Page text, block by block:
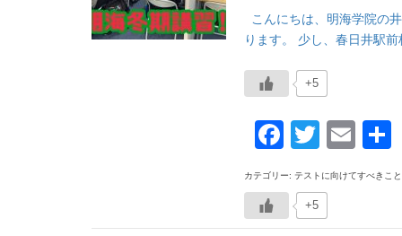
こんにちは、明海学院の
ります。 少し、春日井駅
+5
カテゴリー: テストに向けてすべきこ
+5